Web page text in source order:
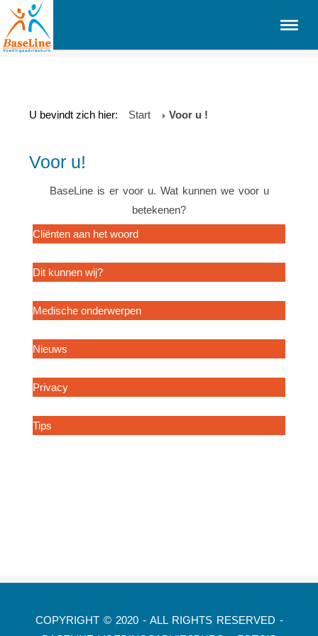
U bevindt zich hier: Start Voor u !
Voor u!
BaseLine is er voor u. Wat kunnen we voor u
betekenen?
Cliënten aan het woord
Dit kunnen wij?
Medische onderwerpen
Nieuws
Privacy
Tips
COPYRIGHT © 2020 - ALL RIGHTS RESERVED -